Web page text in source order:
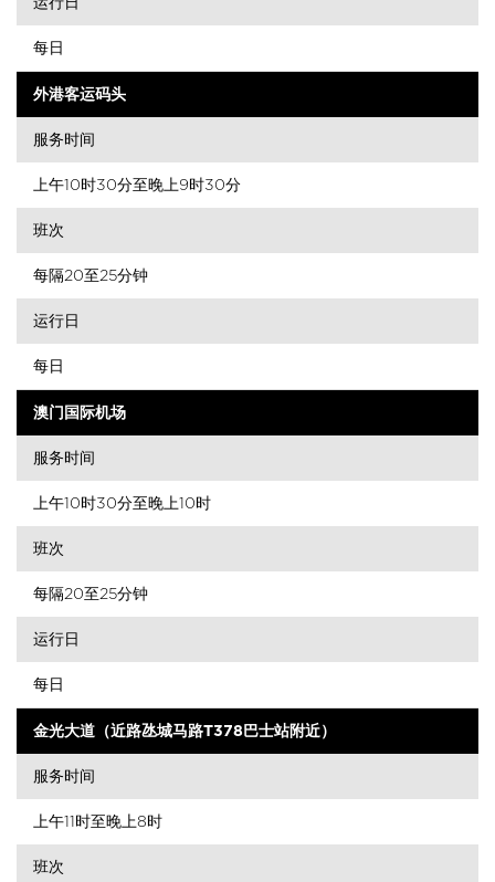
每日
外港客运码头
服务时间
上午10时30分至晚上9时30分
班次
每隔20至25分钟
运行日
每日
澳门国际机场
服务时间
上午10时30分至晚上10时
班次
每隔20至25分钟
运行日
每日
金光大道（近路氹城马路T378巴士站附近）
服务时间
上午11时至晚上8时
班次